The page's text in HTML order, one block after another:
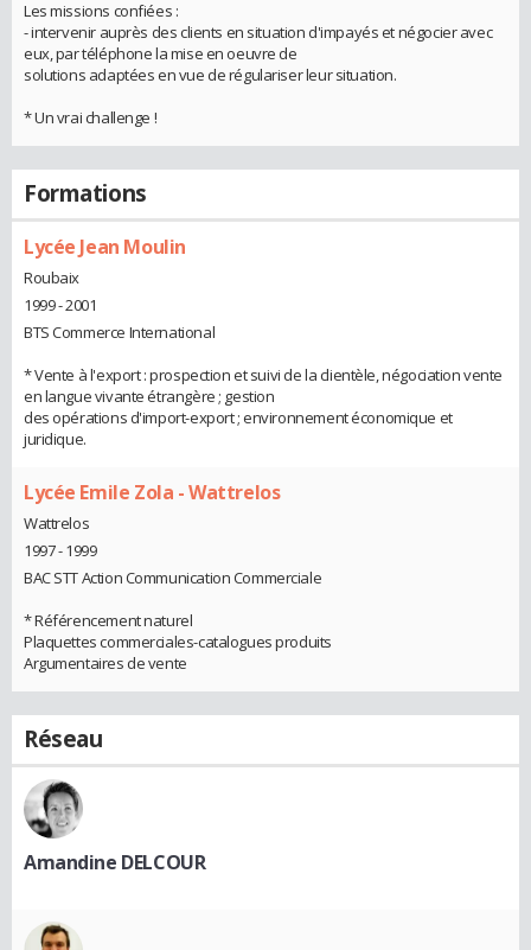
Les missions confiées :
- intervenir auprès des clients en situation d'impayés et négocier avec
eux, par téléphone la mise en oeuvre de
solutions adaptées en vue de régulariser leur situation.
* Un vrai challenge !
Formations
Lycée Jean Moulin
Roubaix
1999 - 2001
BTS Commerce International
* Vente à l'export : prospection et suivi de la clientèle, négociation vente
en langue vivante étrangère ; gestion
des opérations d'import-export ; environnement économique et
juridique.
Lycée Emile Zola - Wattrelos
Wattrelos
1997 - 1999
BAC STT Action Communication Commerciale
* Référencement naturel
Plaquettes commerciales-catalogues produits
Argumentaires de vente
Réseau
Amandine DELCOUR